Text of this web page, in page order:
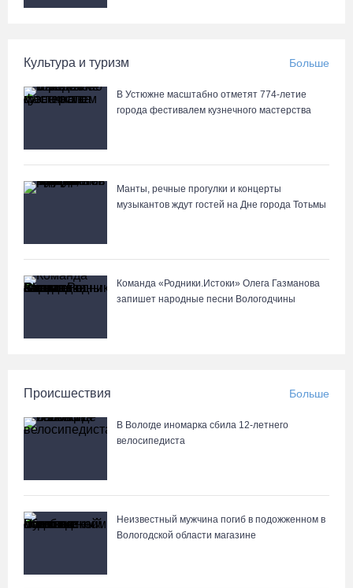
Из-за ремонта путей часть череповецких трамваев остановят
на три дня
превысила 65%
Культура и туризм Больше
В Устюжне масштабно отметят 774-летие
города фестивалем кузнечного мастерства
Манты, речные прогулки и концерты
музыкантов ждут гостей на Дне города Тотьмы
Команда «Родники.Истоки» Олега Газманова
запишет народные песни Вологодчины
Происшествия Больше
В Вологде иномарка сбила 12-летнего
велосипедиста
Неизвестный мужчина погиб в подожженном в
Вологодской области магазине